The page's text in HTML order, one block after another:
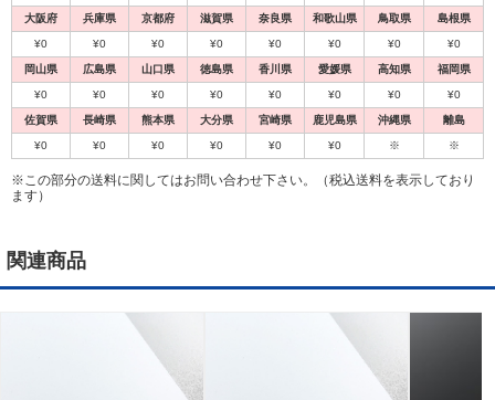
※この部分の送料に関してはお問い合わせ下さい。（税込送料を表示しており
ます）
大阪府 兵庫県 京都府 滋賀県 奈良県 和歌山県 鳥取県 島根県
¥0 ¥0 ¥0 ¥0 ¥0 ¥0 ¥0 ¥0
岡山県 広島県 山口県 徳島県 香川県 愛媛県 高知県 福岡県
¥0 ¥0 ¥0 ¥0 ¥0 ¥0 ¥0 ¥0
佐賀県 長崎県 熊本県 大分県 宮崎県 鹿児島県 沖縄県 離島
¥0 ¥0 ¥0 ¥0 ¥0 ¥0 ※ ※
関連商品